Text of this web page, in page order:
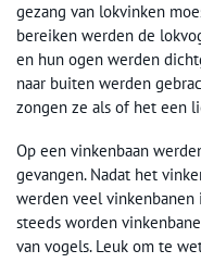
gezang van lokvinken
bereiken werden de
en hun ogen werden
naar buiten werden
zongen ze als of het een
Op een vinkenbaan
gevangen. Nadat het
werden veel vinkenbanen
steeds worden
van vogels. Leuk om te